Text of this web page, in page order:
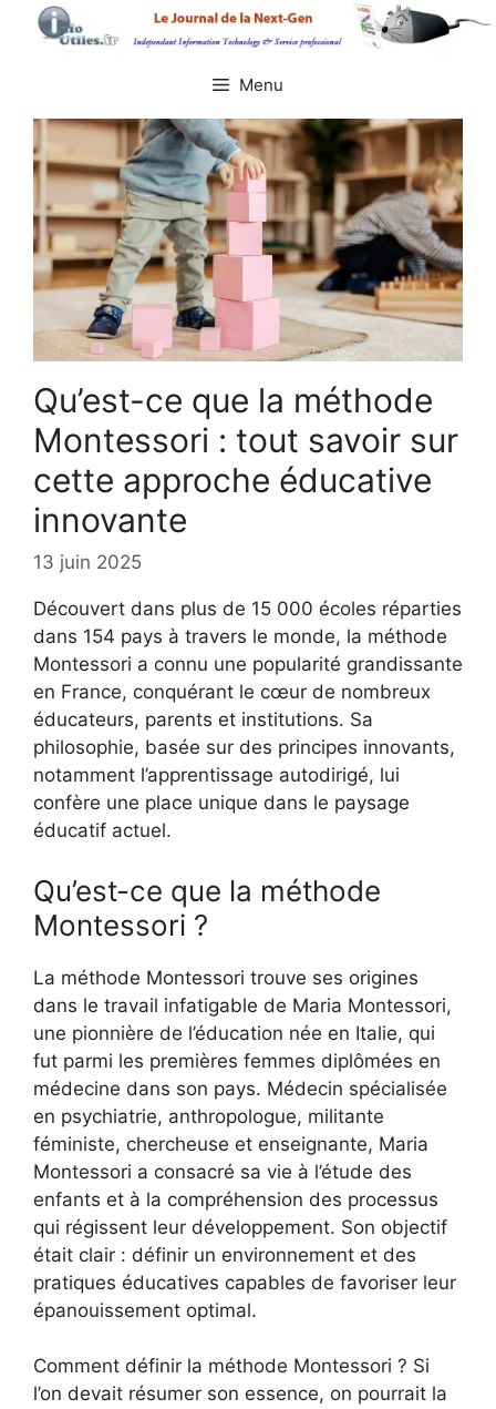
Aller
Menu
Qu’est-ce que la méthode
Montessori : tout savoir sur
cette approche éducative
innovante
13 juin 2025
Découvert dans plus de 15 000 écoles réparties
dans 154 pays à travers le monde, la méthode
Montessori a connu une popularité grandissante
en France, conquérant le cœur de nombreux
éducateurs, parents et institutions. Sa
philosophie, basée sur des principes innovants,
notamment l’apprentissage autodirigé, lui
confère une place unique dans le paysage
éducatif actuel.
Qu’est-ce que la méthode
Montessori ?
La méthode Montessori trouve ses origines
dans le travail infatigable de Maria Montessori,
une pionnière de l’éducation née en Italie, qui
fut parmi les premières femmes diplômées en
médecine dans son pays. Médecin spécialisée
en psychiatrie, anthropologue, militante
féministe, chercheuse et enseignante, Maria
Montessori a consacré sa vie à l’étude des
enfants et à la compréhension des processus
qui régissent leur développement. Son objectif
était clair : définir un environnement et des
pratiques éducatives capables de favoriser leur
épanouissement optimal.
Comment définir la méthode Montessori ? Si
l’on devait résumer son essence, on pourrait la